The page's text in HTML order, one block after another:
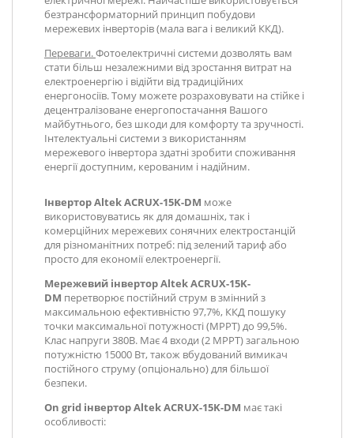
безтрансформаторний принцип побудови
мережевих інверторів (мала вага і великий ККД).
Переваги.Фотоелектричні системи дозволять вам
стати більш незалежними від зростання витрат на
електроенергію і відійти від традиційних
енергоносіїв. Тому можете розраховувати на стійке і
децентралізоване енергопостачання Вашого
майбутнього, без шкоди для комфорту та зручності.
Інтелектуальні системи з використанням
мережевого інвертора здатні зробити споживання
енергії доступним, керованим і надійним.
Інвертор Altek ACRUX-15K-DM може
використовуватись як для домашніх, так і
комерційних мережевих сонячних електростанцій
для різноманітних потреб: під зелений тариф або
просто для економії електроенергії.
Мережевий інвертор Altek ACRUX-15K-
DM перетворює постійний струм в змінний з
максимальною ефективністю 97,7%, ККД пошуку
точки максимальної потужності (MPPT) до 99,5%.
Клас напруги 380В. Має 4 входи (2 MPPT) загальною
потужністю 15000 Вт, також вбудований вимикач
постійного струму (опціонально) для більшої
безпеки.
On grid інвертор Altek ACRUX-15K-DM має такі
особливості: